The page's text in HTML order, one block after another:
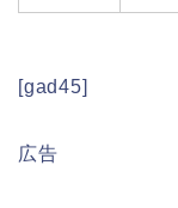
[gad45]
広告